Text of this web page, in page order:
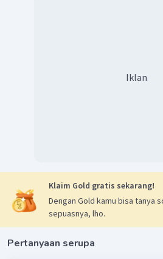
Iklan
Klaim Gold gratis sekarang!
Dengan Gold kamu bisa tanya
sepuasnya, lho.
Pertanyaan serupa